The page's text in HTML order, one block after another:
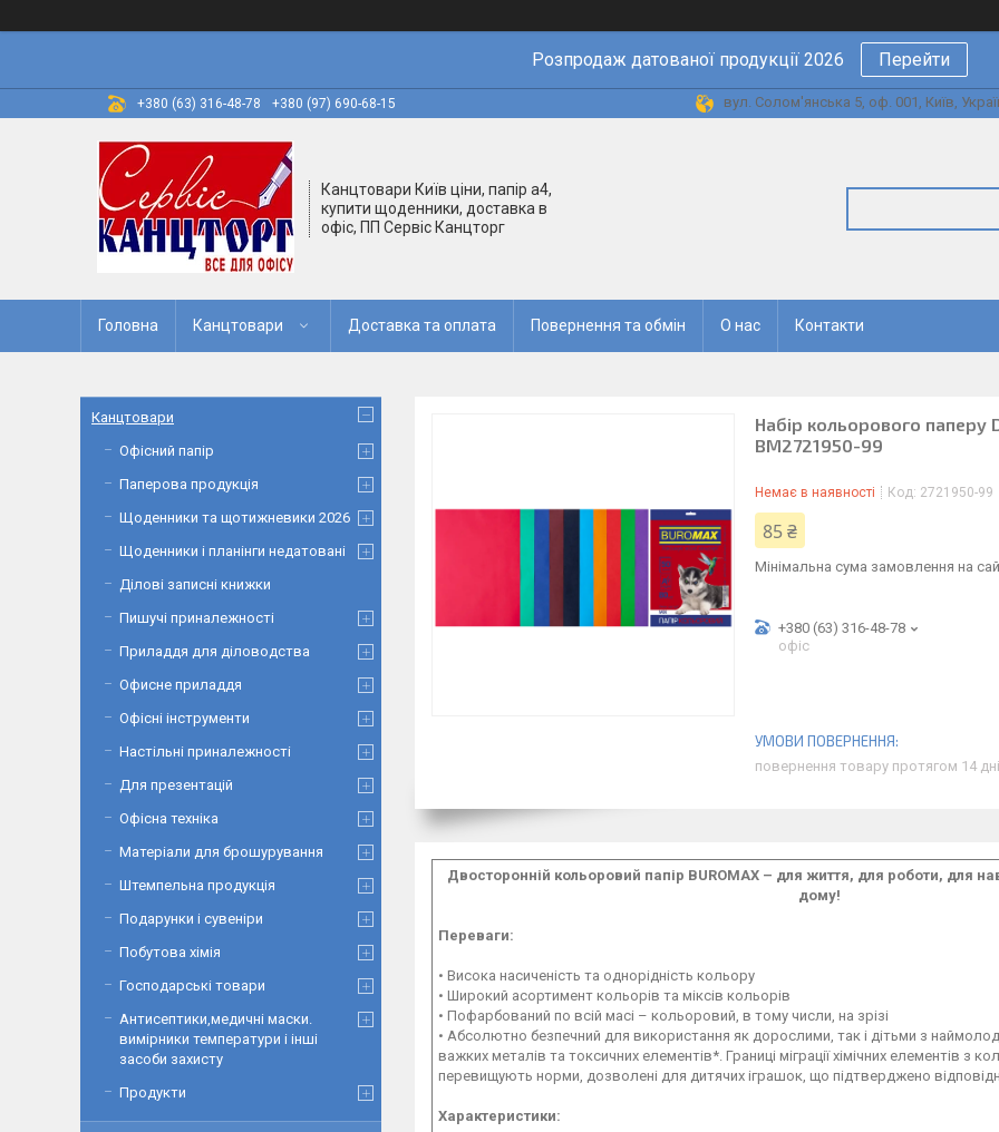
Розпродаж датованої продукції 2026 Перейти
+380 (63) 316-48-78 +380 (97) 690-68-15 вул. Солом'янська 5, оф. 001, Київ,
Канцтовари Київ ціни, папір а4,
купити щоденники, доставка в
офіс, ПП Сервіс Канцторг
Головна Канцтовари Доставка та оплата Повернення та обмін О нас Контакти
Набір кольорового паперу
ВМ2721950-99
Немає в наявності Код: 2721950-99
85 ₴
Мінімальна сума замовлення на
+380 (63) 316-48-78
офіс
повернення товару протягом 14
Двосторонній кольоровий папір BUROMAX – для життя, для роботи, для
дому!
Переваги:
• Висока насиченість та однорідність кольору
• Широкий асортимент кольорів та міксів кольорів
• Пофарбований по всій масі – кольоровий, в тому числи, на зрізі
• Абсолютно безпечний для використання як дорослими, так і дітьми з
важких металів та токсичних елементів*. Границі міграції хімічних елементів з
перевищують норми, дозволені для дитячих іграшок, що підтверджено
Характеристики:
Канцтовари
Офісний папір
Паперова продукція
Щоденники та щотижневики 2026
Щоденники і планінги недатовані
Ділові записні книжки
Пишучі приналежності
Приладдя для діловодства
Офисне приладдя
Офісні інструменти
Настільні приналежності
Для презентацій
Офісна техніка
Матеріали для брошурування
Штемпельна продукція
Подарунки і сувеніри
Побутова хімія
Господарські товари
Антисептики,медичні маски.
вимірники температури і інші
засоби захисту
Продукти